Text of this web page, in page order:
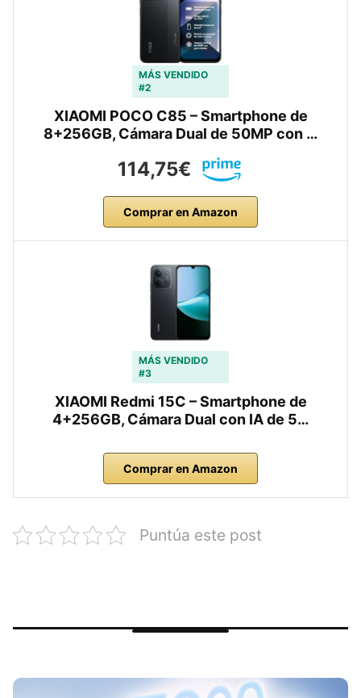
MÁS VENDIDO
#2
XIAOMI POCO C85 – Smartphone de
8+256GB, Cámara Dual de 50MP con …
114,75€
Comprar en Amazon
MÁS VENDIDO
#3
XIAOMI Redmi 15C – Smartphone de
4+256GB, Cámara Dual con IA de 5…
Comprar en Amazon
Puntúa este post